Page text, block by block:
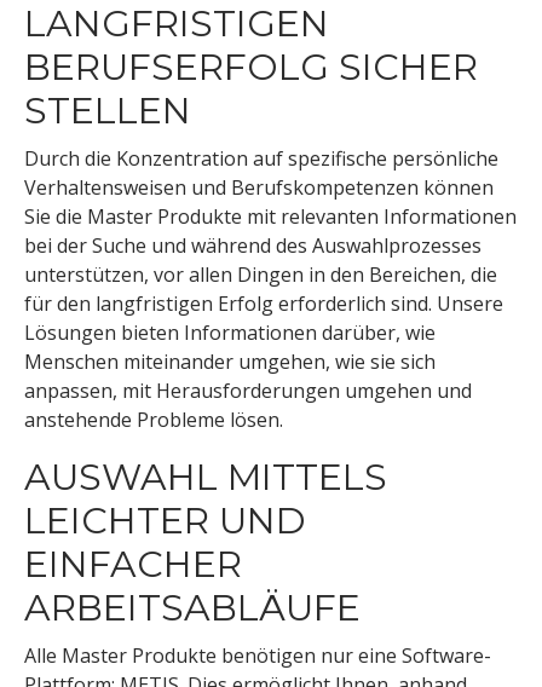
LANGFRISTIGEN
BERUFSERFOLG SICHER
STELLEN
Durch die Konzentration auf spezifische persönliche
Verhaltensweisen und Berufskompetenzen können
Sie die Master Produkte mit relevanten Informationen
bei der Suche und während des Auswahlprozesses
unterstützen, vor allen Dingen in den Bereichen, die
für den langfristigen Erfolg erforderlich sind. Unsere
Lösungen bieten Informationen darüber, wie
Menschen miteinander umgehen, wie sie sich
anpassen, mit Herausforderungen umgehen und
anstehende Probleme lösen.
AUSWAHL MITTELS
LEICHTER UND
EINFACHER
ARBEITSABLÄUFE
Alle Master Produkte benötigen nur eine Software-